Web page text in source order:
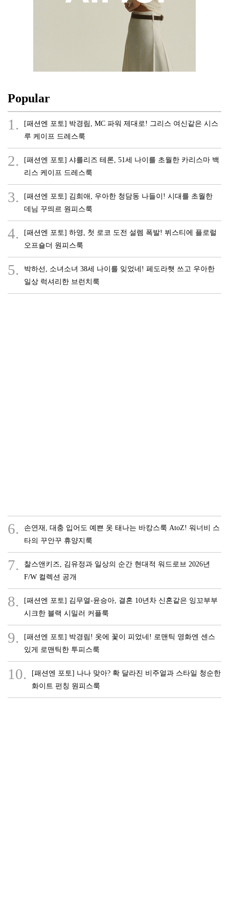
Popular
1.
[패션엔 포토] 박경림, MC 파워 제대로! 그리스 여신같은 시스
루 케이프 드레스룩
2.
[패션엔 포토] 샤를리즈 테론, 51세 나이를 초월한 카리스마 백
리스 케이프 드레스룩
3.
[패션엔 포토] 김희애, 우아한 청담동 나들이! 시대를 초월한
데님 꾸띄르 원피스룩
4.
[패션엔 포토] 하영, 첫 로코 도전 설렘 폭발! 뷔스티에 플로럴
오프숄더 원피스룩
5.
박하선, 소녀소녀 38세 나이를 잊었네! 페도라햇 쓰고 우아한
일상 럭셔리한 브런치룩
6.
손연재, 대충 입어도 예쁜 옷 태나는 바캉스룩 AtoZ! 워너비 스
타의 꾸안꾸 휴양지룩
7.
찰스앤키즈, 김유정과 일상의 순간 현대적 워드로브 2026년
F/W 컬렉션 공개
8.
[패션엔 포토] 김무열-윤승아, 결혼 10년차 신혼같은 잉꼬부부
시크한 블랙 시밀러 커플룩
9.
[패션엔 포토] 박경림! 옷에 꽃이 피었네! 로맨틱 영화엔 센스
있게 로맨틱한 투피스룩
10.
[패션엔 포토] 나나 맞아? 확 달라진 비주얼과 스타일 청순한
화이트 펀칭 원피스룩